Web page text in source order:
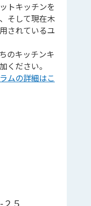
トキッチンを
そして現在木
されているユ
のキッチンキ
ください。
ムの詳細はこ
５